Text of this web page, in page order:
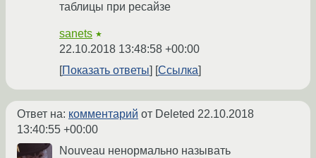
таблицы при ресайзе
sanets ★
22.10.2018 13:48:58 +00:00
Показать ответы
Ссылка
Ответ на: комментарий от Deleted 22.10.2018
13:40:55 +00:00
Nouveau ненормально называть